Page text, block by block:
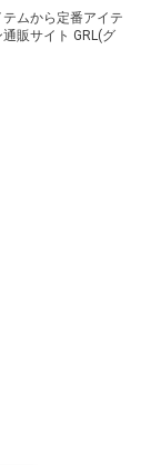
ムから定番アイテ
販サイト GRL(グ